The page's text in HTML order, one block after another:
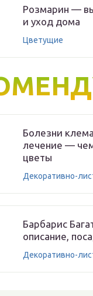
Розмарин —
и уход дома
Цветущие
Болезни
лечение —
цветы
Декоративно-
Барбарис
описание,
Декоративно-